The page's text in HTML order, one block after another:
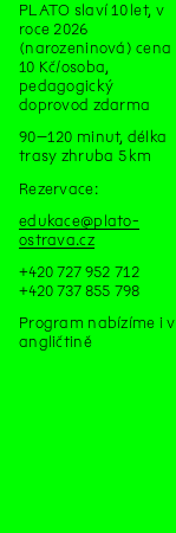
PLATO slaví 10 let, v
roce 2026
(narozeninová) cena
10 Kč/osoba,
pedagogický
doprovod zdarma
90–120 minut, délka
trasy zhruba 5 km
Rezervace:
edukace@plato-
ostrava.cz
+420 727 952 712
+420 737 855 798
Program nabízíme i v
angličtině